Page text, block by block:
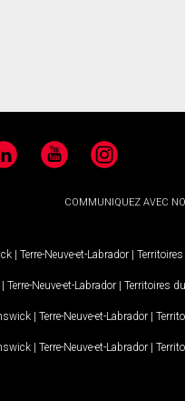
YouTubeInstagram
COMMUNIQUEZ AVEC
| Terre-Neuve-et-Labrador |
| Terre-Neuve-et-Labrador | Territoires
| Terre-Neuve-et-Labrador |
| Terre-Neuve-et-Labrador |